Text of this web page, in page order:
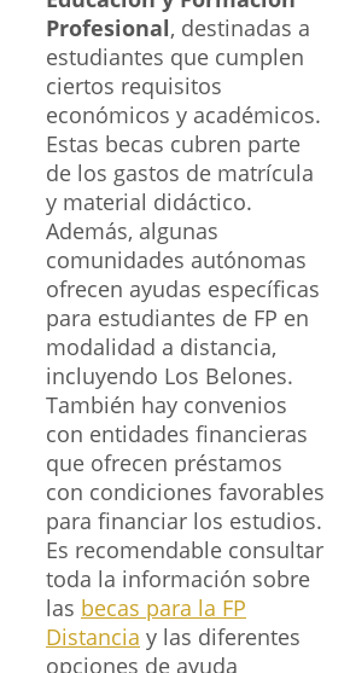
Profesional, destinadas a
estudiantes que cumplen
ciertos requisitos
económicos y académicos.
Estas becas cubren parte
de los gastos de matrícula
y material didáctico.
Además, algunas
comunidades autónomas
ofrecen ayudas específicas
para estudiantes de FP en
modalidad a distancia,
incluyendo Los Belones.
También hay convenios
con entidades financieras
que ofrecen préstamos
con condiciones favorables
para financiar los estudios.
Es recomendable consultar
toda la información sobre
las becas para la FP
Distancia y las diferentes
opciones de ayuda